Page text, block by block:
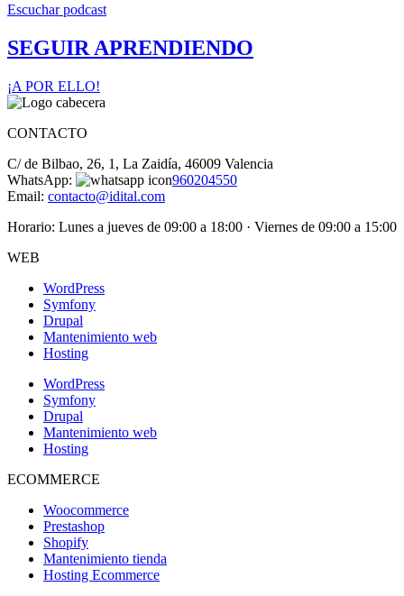
Escuchar podcast
SEGUIR APRENDIENDO
¡A POR ELLO!
CONTACTO
C/ de Bilbao, 26, 1, La Zaidía, 46009 Valencia
WhatsApp:
960204550
Email: contacto@idital.com
Horario: Lunes a jueves de 09:00 a 18:00 · Viernes de 09:00 a 15:00
WEB
WordPress
Symfony
Drupal
Mantenimiento web
Hosting
WordPress
Symfony
Drupal
Mantenimiento web
Hosting
ECOMMERCE
Woocommerce
Prestashop
Shopify
Mantenimiento tienda
Hosting Ecommerce